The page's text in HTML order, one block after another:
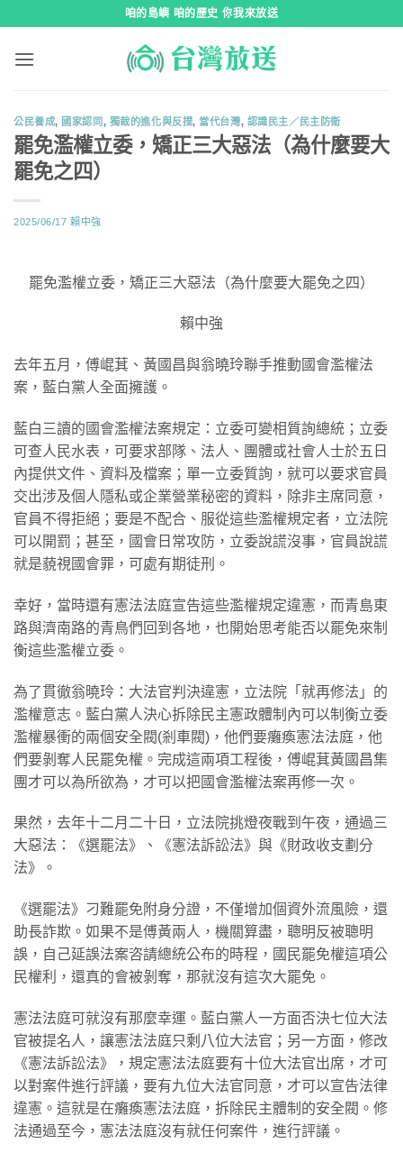
咱的島嶼 咱的歷史 你我來放送
公民養成, 國家認同, 獨裁的進化與反撲, 當代台灣, 認識民主／民主防衛
罷免濫權立委，矯正三大惡法（為什麼要大
罷免之四）
2025/06/17 賴中強
罷免濫權立委，矯正三大惡法（為什麼要大罷免之四）
賴中強
去年五月，傅崐萁、黃國昌與翁曉玲聯手推動國會濫權法
案，藍白黨人全面擁護。
藍白三讀的國會濫權法案規定：立委可變相質詢總統；立委
可查人民水表，可要求部隊、法人、團體或社會人士於五日
內提供文件、資料及檔案；單一立委質詢，就可以要求官員
交出涉及個人隱私或企業營業秘密的資料，除非主席同意，
官員不得拒絕；要是不配合、服從這些濫權規定者，立法院
可以開罰；甚至，國會日常攻防，立委說謊沒事，官員說謊
就是藐視國會罪，可處有期徒刑。
幸好，當時還有憲法法庭宣告這些濫權規定違憲，而青島東
路與濟南路的青鳥們回到各地，也開始思考能否以罷免來制
衡這些濫權立委。
為了貫徹翁曉玲：大法官判決違憲，立法院「就再修法」的
濫權意志。藍白黨人決心拆除民主憲政體制內可以制衡立委
濫權暴衝的兩個安全閥(剎車閥)，他們要癱瘓憲法法庭，他
們要剝奪人民罷免權。完成這兩項工程後，傅崐萁黃國昌集
團才可以為所欲為，才可以把國會濫權法案再修一次。
果然，去年十二月二十日，立法院挑燈夜戰到午夜，通過三
大惡法：《選罷法》、《憲法訴訟法》與《財政收支劃分
法》。
《選罷法》刁難罷免附身分證，不僅增加個資外流風險，還
助長詐欺。如果不是傅黃兩人，機關算盡，聰明反被聰明
誤，自己延誤法案咨請總統公布的時程，國民罷免權這項公
民權利，還真的會被剝奪，那就沒有這次大罷免。
憲法法庭可就沒有那麼幸運。藍白黨人一方面否決七位大法
官被提名人，讓憲法法庭只剩八位大法官；另一方面，修改
《憲法訴訟法》，規定憲法法庭要有十位大法官出席，才可
以對案件進行評議，要有九位大法官同意，才可以宣告法律
違憲。這就是在癱瘓憲法法庭，拆除民主體制的安全閥。修
法通過至今，憲法法庭沒有就任何案件，進行評議。